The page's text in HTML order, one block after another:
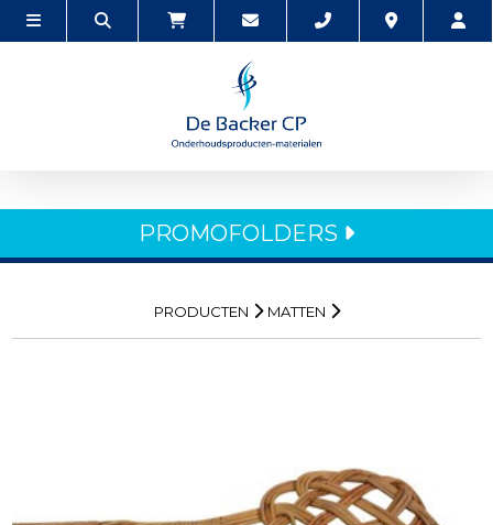
PROMOFOLDERS
PRODUCTEN MATTEN